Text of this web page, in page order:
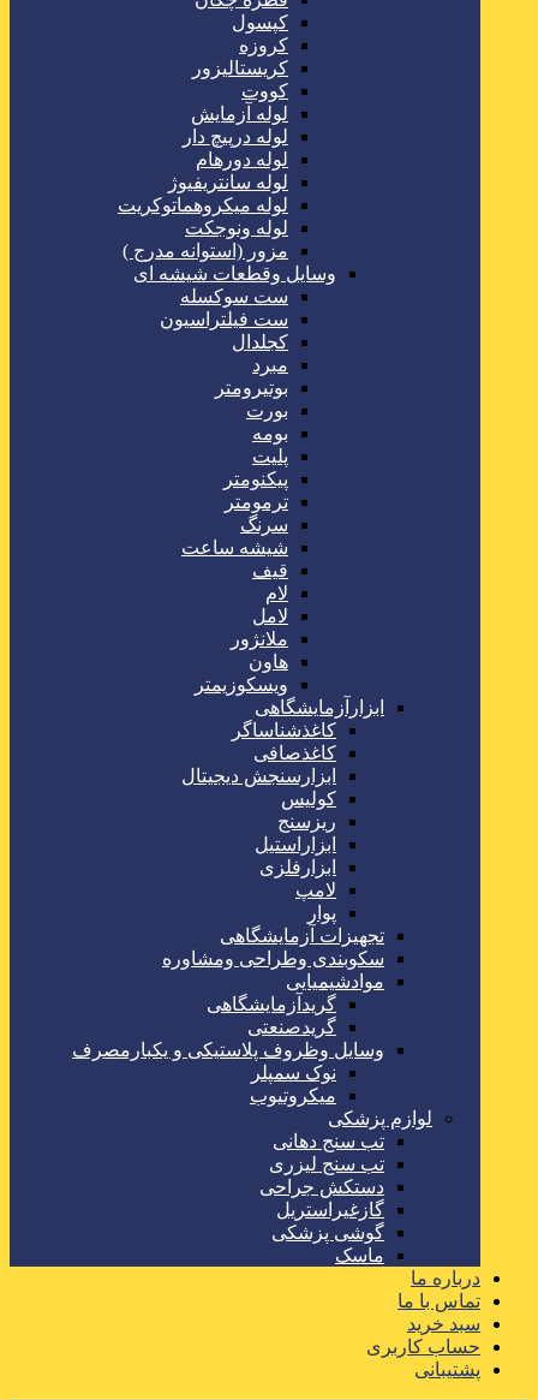
کپسول
کروزه
کریستالیزور
کووت
لوله آزمایش
لوله درپیچ دار
لوله دورهام
لوله سانتریفیوژ
لوله میکروهماتوکریت
لوله ونوجکت
مزور (استوانه مدرج )
وسایل وقطعات شیشه ای
ست سوکسله
ست فیلتراسیون
کجلدال
مبرد
بوتیرومتر
بورت
بومه
پلیت
پیکنومتر
ترمومتر
سرنگ
شیشه ساعت
قیف
لام
لامل
ملانژور
هاون
ویسکوزیمتر
ابزارآزمایشگاهی
کاغذشناساگر
کاغذصافی
ابزارسنجش دیجیتال
کولیس
ریزسنج
ابزاراستیل
ابزارفلزی
لامپ
پوار
تجهیزات آزمایشگاهی
سکوبندی وطراحی ومشاوره
موادشیمیایی
گریدآزمایشگاهی
گریدصنعتی
وسایل وظروف پلاستیکی و یکبارمصرف
نوک سمپلر
میکروتیوب
لوازم پزشکی
تب سنج دهانی
تب سنج لیزری
دستکش جراحی
گازغیراستریل
گوشی پزشکی
ماسک
درباره ما
تماس با ما
سبد خرید
حساب کاربری
پشتیبانی